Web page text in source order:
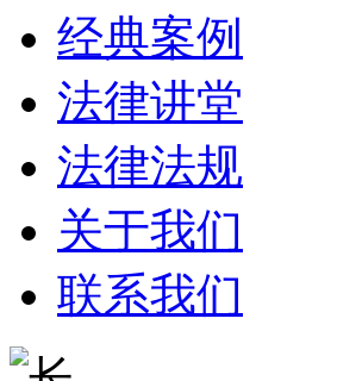
经典案例
法律讲堂
法律法规
关于我们
联系我们